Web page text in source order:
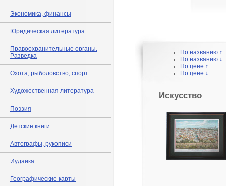
Экономика, финансы
Юридическая литература
Правоохранительные органы.
Разведка
Охота, рыболовство, спорт
Художественная литература
Поэзия
Детские книги
Автографы, рукописи
Иудаика
Географические карты
По названию ↑
По названию ↓
По цене ↑
По цене ↓
Искусство